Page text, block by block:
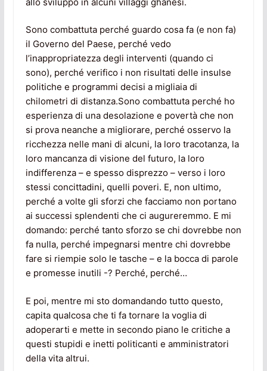
Sono combattuta perché guardo cosa fa (e non fa)
il Governo del Paese, perché vedo
l’inappropriatezza degli interventi (quando ci
sono), perché verifico i non risultati delle insulse
politiche e programmi decisi a migliaia di
chilometri di distanza.Sono combattuta perché ho
esperienza di una desolazione e povertà che non
si prova neanche a migliorare, perché osservo la
ricchezza nelle mani di alcuni, la loro tracotanza, la
loro mancanza di visione del futuro, la loro
indifferenza – e spesso disprezzo – verso i loro
stessi concittadini, quelli poveri. E, non ultimo,
perché a volte gli sforzi che facciamo non portano
ai successi splendenti che ci augureremmo. E mi
domando: perché tanto sforzo se chi dovrebbe non
fa nulla, perché impegnarsi mentre chi dovrebbe
fare si riempie solo le tasche – e la bocca di parole
e promesse inutili -? Perché, perché…
E poi, mentre mi sto domandando tutto questo,
capita qualcosa che ti fa tornare la voglia di
adoperarti e mette in secondo piano le critiche a
questi stupidi e inetti politicanti e amministratori
della vita altrui.